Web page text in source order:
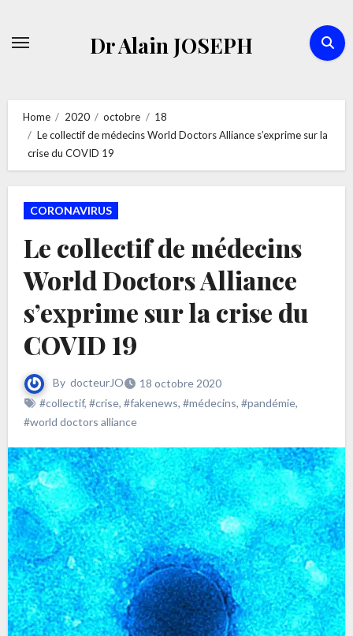
Dr Alain JOSEPH
Home 2020 octobre
18
Le collectif de médecins World Doctors Alliance s’exprime sur la
crise du COVID 19
CORONAVIRUS
Le collectif de médecins
World Doctors Alliance
s’exprime sur la crise du
COVID 19
By docteurJO
18 octobre 2020
#collectif, #crise, #fakenews, #médecins, #pandémie,
#world doctors alliance